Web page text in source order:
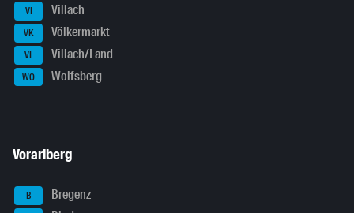
VI Villach
VK Völkermarkt
VL Villach/Land
WO Wolfsberg
Vorarlberg
B Bregenz